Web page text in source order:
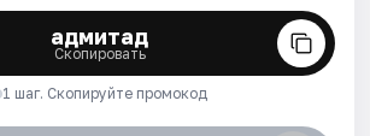
адмитад
Скопировать
1 шаг. Скопируйте промокод